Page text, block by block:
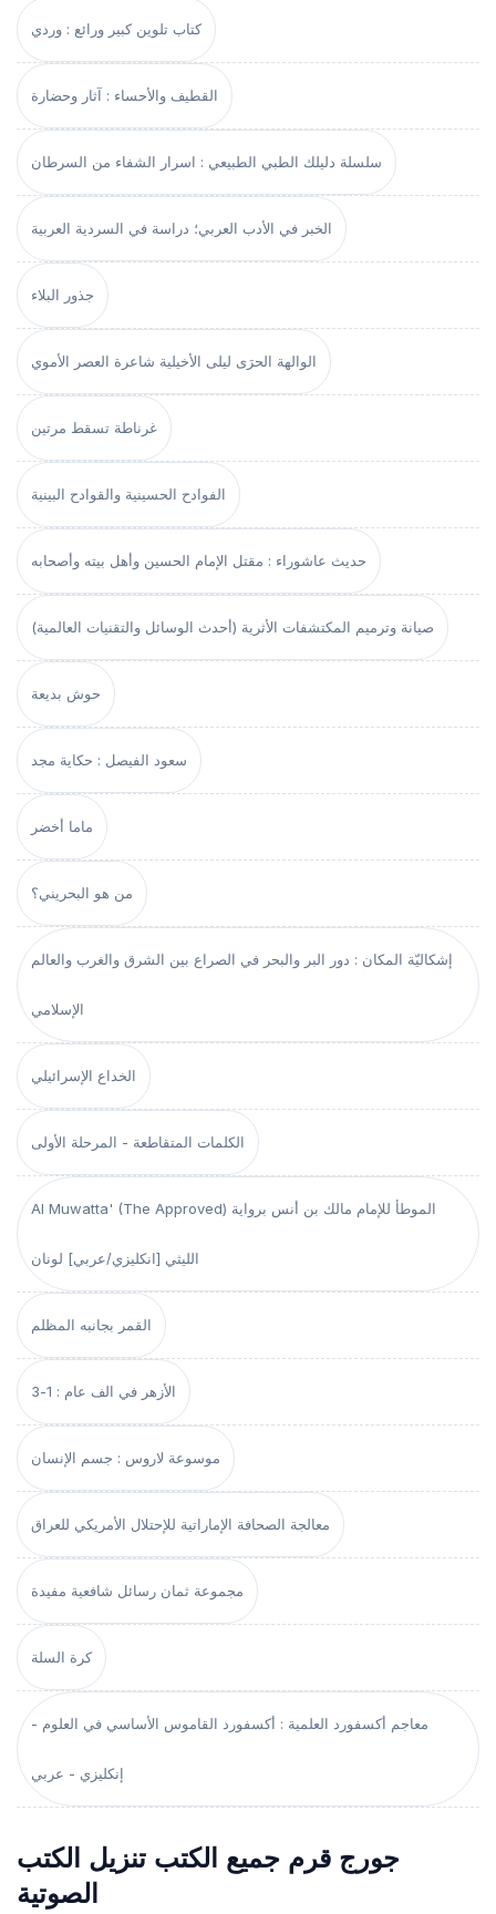
كتاب تلوين كبير ورائع : وردي
القطيف والأحساء : آثار وحضارة
سلسلة دليلك الطبي الطبيعي : اسرار الشفاء من السرطان
الخبر في الأدب العربي؛ دراسة في السردية العربية
جذور البلاء
الوالهة الحرَى ليلى الأخيلية شاعرة العصر الأموي
غرناطة تسقط مرتين
الفوادح الحسينية والقوادح البينية
حديث عاشوراء : مقتل الإمام الحسين وأهل بيته وأصحابه
صيانة وترميم المكتشفات الأثرية (أحدث الوسائل والتقنيات العالمية)
حوش بديعة
سعود الفيصل : حكاية مجد
ماما أخضر
من هو البحريني؟
إشكاليّة المكان : دور البر والبحر في الصراع بين الشرق والغرب والعالم
الإسلامي
الخداع الإسرائيلي
الكلمات المتقاطعة - المرحلة الأولى
Al Muwatta' (The Approved) الموطأ للإمام مالك بن أنس برواية
الليثي [انكليزي/عربي] لونان
القمر بجانبه المظلم
الأزهر في الف عام : 1-3
موسوعة لاروس : جسم الإنسان
معالجة الصحافة الإماراتية للإحتلال الأمريكي للعراق
مجموعة ثمان رسائل شافعية مفيدة
كرة السلة
معاجم أكسفورد العلمية : أكسفورد القاموس الأساسي في العلوم -
إنكليزي - عربي
جورج قرم جميع الكتب تنزيل الكتب
الصوتية